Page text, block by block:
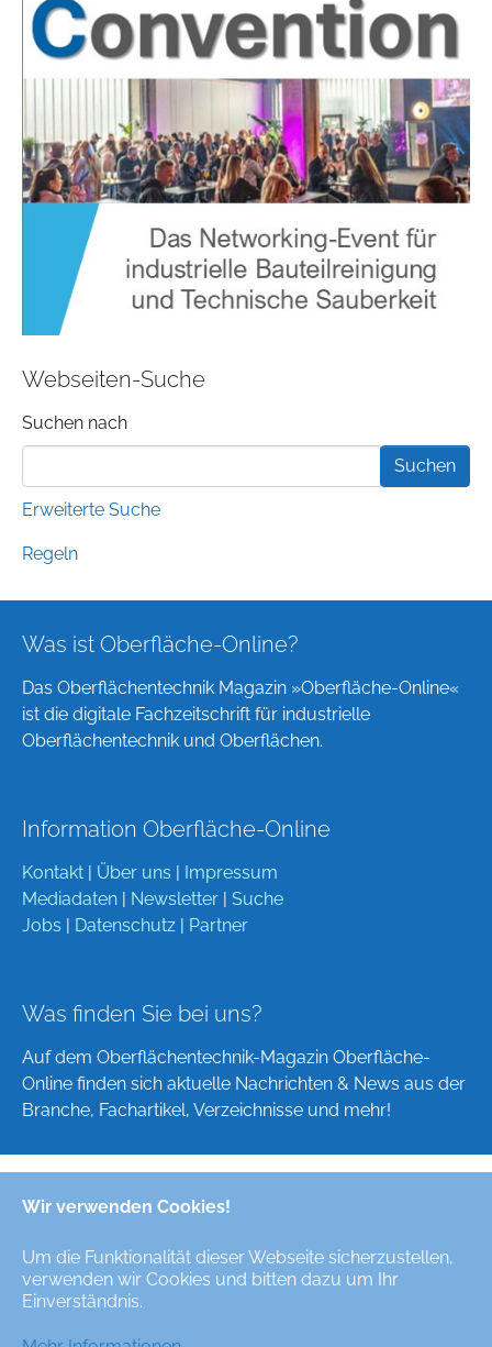
Wir verwenden Cookies!
Um die Funktionalität dieser Webseite sicherzustellen,
verwenden wir Cookies und bitten dazu um Ihr
Einverständnis.
Webseiten-Suche
Suchformular
Suchen nach
Erweiterte Suche
Regeln
Was ist Oberfläche-Online?
Das Oberflächentechnik Magazin »Oberfläche-Online«
ist die digitale Fachzeitschrift für industrielle
Oberflächentechnik und Oberflächen.
Information Oberfläche-Online
Kontakt | Über uns | Impressum
Mediadaten | Newsletter | Suche
Jobs | Datenschutz | Partner
Was finden Sie bei uns?
Auf dem Oberflächentechnik-Magazin Oberfläche-
Online finden sich aktuelle Nachrichten & News aus der
Branche, Fachartikel, Verzeichnisse und mehr!
Deutsch
Alle Rechte/All Rights Reserved © Oberfläche-Online,
das digitale Oberflächentechnik-Magazin / the digital
surface technologies magazine